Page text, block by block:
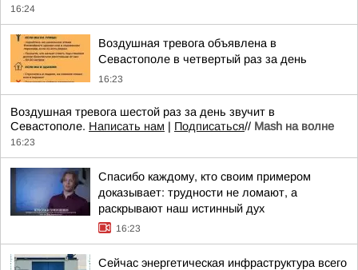
16:24
Воздушная тревога объявлена в
Севастополе в четвертый раз за день
16:23
Воздушная тревога шестой раз за день звучит в
Севастополе. Написать нам | Подписаться// Mash на волне
16:23
Спасибо каждому, кто своим примером
доказывает: трудности не ломают, а
раскрывают наш истинный дух
16:23
Сейчас энергетическая инфраструктура всего